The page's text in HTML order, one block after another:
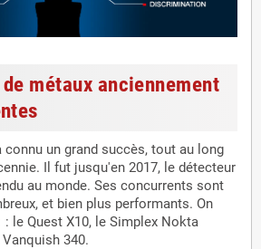
métaux anciennement
connu un grand succès, tout au long
Il fut jusqu'en 2017, le détecteur
au monde. Ses concurrents sont
et bien plus performants. On
le Quest X10, le Simplex Nokta
340.